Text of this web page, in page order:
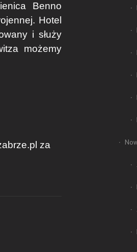
Benno
Hotel
i służy
możemy
za